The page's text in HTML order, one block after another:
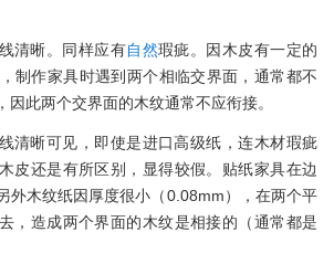
清晰。同样应有自然瑕疵。因木皮有一定的
制作家具时遇到两个相临交界面，通常都不
因此两个交界面的木纹通常不应衔接。
晰可见，即使是进口高级纸，连木材瑕疵
皮还是有所区别，显得较假。贴纸家具在边
外木纹纸因厚度很小（0.08mm），在两个平
，造成两个界面的木纹是相接的（通常都是